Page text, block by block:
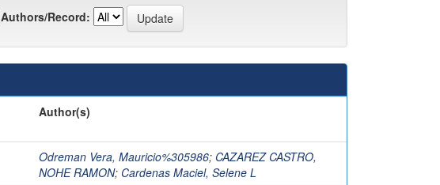
Authors/Record:
Author(s)
Odreman Vera, Mauricio%305986; CAZAREZ CASTRO,
NOHE RAMON; Cardenas Maciel, Selene L